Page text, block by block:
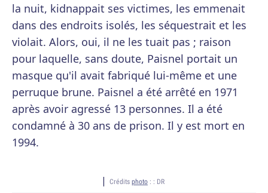
la nuit, kidnappait ses victimes, les emmenait
dans des endroits isolés, les séquestrait et les
violait. Alors, oui, il ne les tuait pas ; raison
pour laquelle, sans doute, Paisnel portait un
masque qu'il avait fabriqué lui-même et une
perruque brune. Paisnel a été arrêté en 1971
après avoir agressé 13 personnes. Il a été
condamné à 30 ans de prison. Il y est mort en
1994.
Crédits photo : : DR